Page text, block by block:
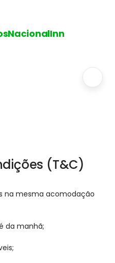
(T&C)
na mesma acomodação
da manhã;